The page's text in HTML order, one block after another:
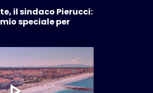
il sindaco Pierucci:
speciale per